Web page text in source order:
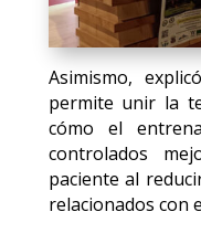
Asimismo,
permite unir la
cómo el
controlados
paciente al
relacionados con